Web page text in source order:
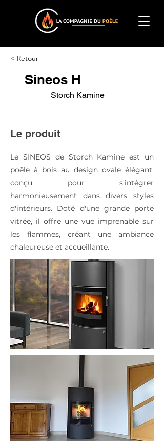
< Retour
Sineos H
Storch Kamine
Le produit
​Le SINEOS de Storch Kamine est un
poêle à bois au design ovale élégant,
conçu pour s'intégrer
harmonieusement dans divers styles
d'intérieurs. Doté d'une grande porte
vitrée, il offre une vue imprenable sur
les flammes, créant une ambiance
chaleureuse et accueillante.